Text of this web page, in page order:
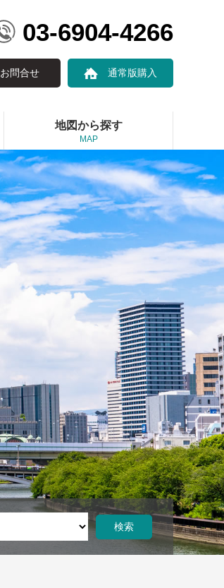
03-6904-4266
お問合せ 通常版購入
地図から探す
MAP